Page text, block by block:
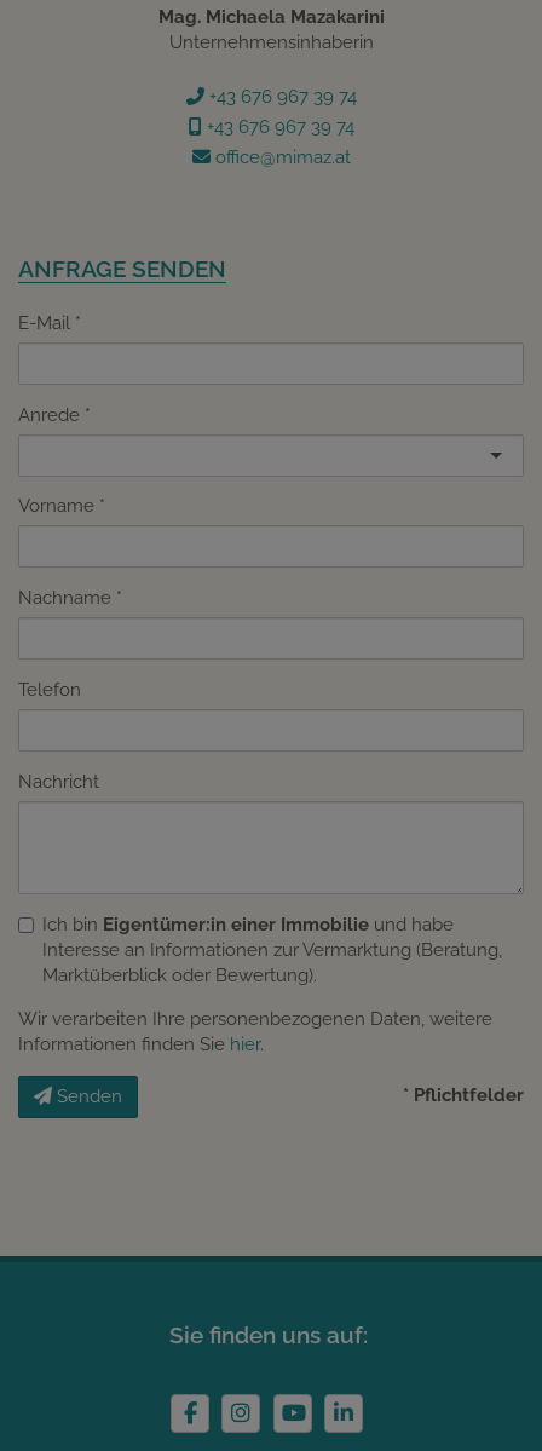
Mag. Michaela Mazakarini
Unternehmensinhaberin
+43 676 967 39 74
+43 676 967 39 74
office@mimaz.at
ANFRAGE SENDEN
E-Mail
Anrede
Vorname
Nachname
Telefon
Nachricht
Ich bin Eigentümer:in einer Immobilie und habe
Interesse an Informationen zur Vermarktung (Beratung,
Marktüberblick oder Bewertung).
Wir verarbeiten Ihre personenbezogenen Daten, weitere
Informationen finden Sie hier.
Senden * Pflichtfelder
Sie finden uns auf: